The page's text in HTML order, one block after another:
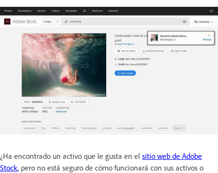
¿Ha encontrado un activo que le gusta en el sitio web de Adobe
Stock, pero no está seguro de cómo funcionará con sus activos o